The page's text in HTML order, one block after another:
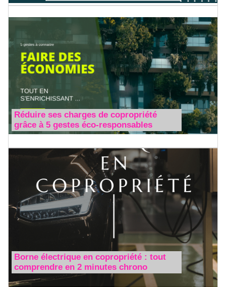
Réduire ses charges de copropriété
grâce à 5 gestes éco-responsables
Borne électrique en copropriété : tout
comprendre en 2 minutes chrono